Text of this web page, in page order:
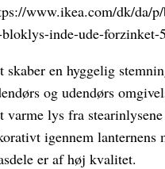
www.ikea.com/dk/da/p/
inde-ude-forzinket-
skaber en hyggelig
og udendørs
varme lys fra
igennem lanternens
er af høj kvalitet.